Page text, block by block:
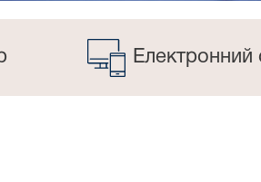
Електронний